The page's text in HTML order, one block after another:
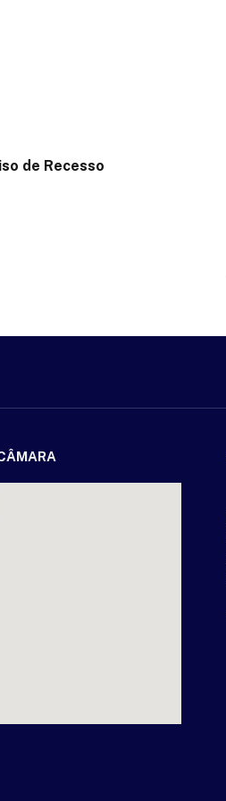
de Recesso